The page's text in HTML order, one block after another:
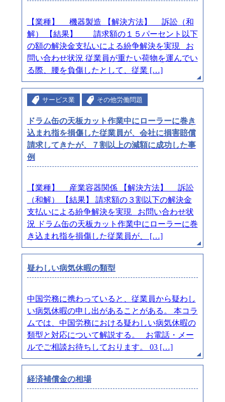
【業種】 機器製造 【解決方法】 訴訟（和
解） 【結果】 請求額の１５パーセント以下
の額の解決金支払いによる紛争解決を実現 お
問い合わせ状況 従業員が重たい荷物を運んでい
る際、腰を負傷したとして、従業 […]
サービス業 その他労働問題
ドラム缶の天板カット作業中にローラーに巻き
込まれ指を損傷した従業員が、会社に損害賠償
請求してきたが、７割以上の減額に成功した事
例
【業種】 産業容器関係 【解決方法】 訴訟
（和解） 【結果】 請求額の３割以下の解決金
支払いによる紛争解決を実現 お問い合わせ状
況 ドラム缶の天板カット作業中にローラーに巻
き込まれ指を損傷した従業員が、 […]
疑わしい病気休暇の類型
中国労務に携わっていると、従業員から疑わし
い病気休暇の申し出があることがある。 本コラ
ムでは、中国労務における疑わしい病気休暇の
類型と対応について解説する。 お電話・メー
ルでご相談お待ちしております。 03 […]
経済補償金の相場